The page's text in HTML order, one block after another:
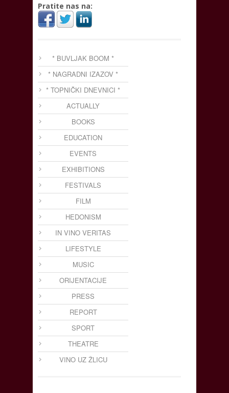
Pratite nas na:
* BUVLJAK BOOM *
* NAGRADNI IZAZOV *
* TOPNIČKI DNEVNICI *
ACTUALLY
BOOKS
EDUCATION
EVENTS
EXHIBITIONS
FESTIVALS
FILM
HEDONISM
IN VINO VERITAS
LIFESTYLE
MUSIC
ORIJENTACIJE
PRESS
REPORT
SPORT
THEATRE
VINO UZ ŽLICU